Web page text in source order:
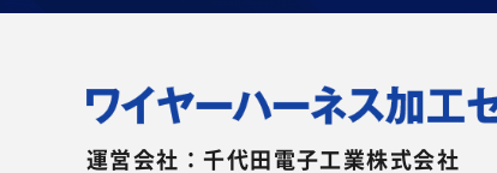
運営会社：千代田電子工業株式会社